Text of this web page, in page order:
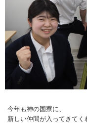
今年も神の国寮に、
新しい仲間が入ってきて